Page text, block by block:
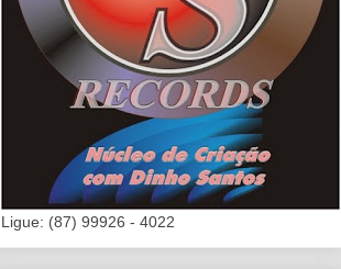
Ligue: (87) 99926 - 4022